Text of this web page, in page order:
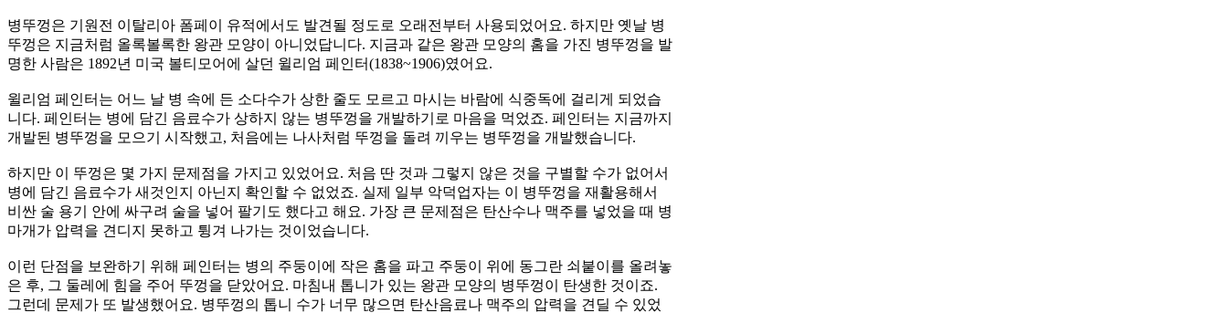
병뚜껑은 기원전 이탈리아 폼페이 유적에서도 발견될 정도로 오래전부터 사용되었어요. 하지만 옛날 병
뚜껑은 지금처럼 올록볼록한 왕관 모양이 아니었답니다. 지금과 같은 왕관 모양의 홈을 가진 병뚜껑을 발
명한 사람은 1892년 미국 볼티모어에 살던 윌리엄 페인터(1838~1906)였어요.
윌리엄 페인터는 어느 날 병 속에 든 소다수가 상한 줄도 모르고 마시는 바람에 식중독에 걸리게 되었습
니다. 페인터는 병에 담긴 음료수가 상하지 않는 병뚜껑을 개발하기로 마음을 먹었죠. 페인터는 지금까지
개발된 병뚜껑을 모으기 시작했고, 처음에는 나사처럼 뚜껑을 돌려 끼우는 병뚜껑을 개발했습니다.
하지만 이 뚜껑은 몇 가지 문제점을 가지고 있었어요. 처음 딴 것과 그렇지 않은 것을 구별할 수가 없어서
병에 담긴 음료수가 새것인지 아닌지 확인할 수 없었죠. 실제 일부 악덕업자는 이 병뚜껑을 재활용해서
비싼 술 용기 안에 싸구려 술을 넣어 팔기도 했다고 해요. 가장 큰 문제점은 탄산수나 맥주를 넣었을 때 병
마개가 압력을 견디지 못하고 튕겨 나가는 것이었습니다.
이런 단점을 보완하기 위해 페인터는 병의 주둥이에 작은 홈을 파고 주둥이 위에 동그란 쇠붙이를 올려놓
은 후, 그 둘레에 힘을 주어 뚜껑을 닫았어요. 마침내 톱니가 있는 왕관 모양의 병뚜껑이 탄생한 것이죠.
그런데 문제가 또 발생했어요. 병뚜껑의 톱니 수가 너무 많으면 탄산음료나 맥주의 압력을 견딜 수 있었